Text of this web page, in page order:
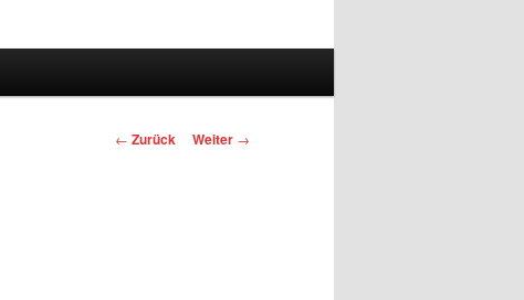
Beitrags-
← Zurück Weiter →